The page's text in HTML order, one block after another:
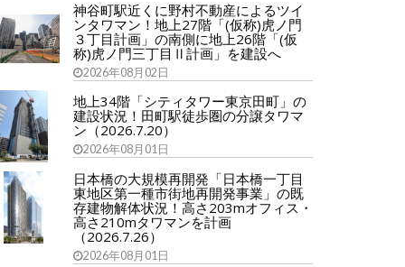
神谷町駅近くに野村不動産によるツイ
ンタワマン！地上27階「(仮称)虎ノ門
３丁目計画」の南側に地上26階「(仮
称)虎ノ門三丁目Ⅱ計画」を建設へ
2026年08月02日
地上34階「シティタワー東京田町」の
建設状況！田町駅徒歩圏の分譲タワマ
ン（2026.7.20）
2026年08月01日
日本橋の大規模再開発「日本橋一丁目
東地区第一種市街地再開発事業」の既
存建物解体状況！高さ203mオフィス・
高さ210mタワマンを計画
（2026.7.26）
2026年08月01日